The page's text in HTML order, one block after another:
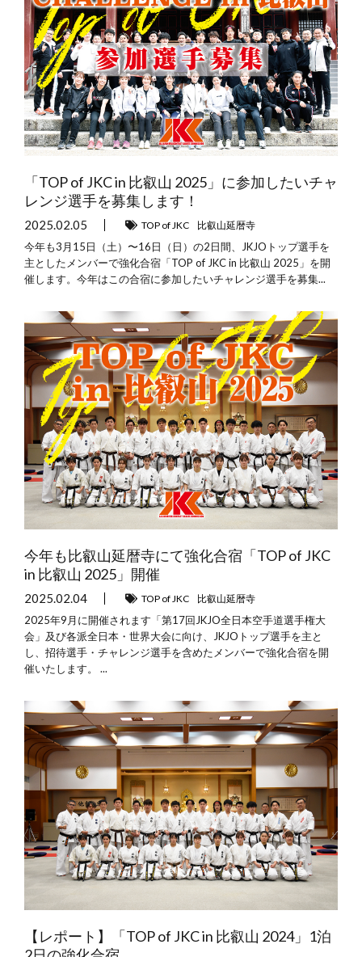
「TOP of JKC in 比叡山 2025」に参加したいチャ
レンジ選手を募集します！
2025.02.05 TOP of JKC 比叡山延暦寺
今年も3月15日（土）〜16日（日）の2日間、JKJOトップ選手を
主としたメンバーで強化合宿「TOP of JKC in 比叡山 2025」を開
催します。今年はこの合宿に参加したいチャレンジ選手を募集...
今年も比叡山延暦寺にて強化合宿「TOP of JKC
in 比叡山 2025」開催
2025.02.04 TOP of JKC 比叡山延暦寺
2025年9月に開催されます「第17回JKJO全日本空手道選手権大
会」及び各派全日本・世界大会に向け、JKJOトップ選手を主と
し、招待選手・チャレンジ選手を含めたメンバーで強化合宿を開
催いたします。 ...
【レポート】「TOP of JKC in 比叡山 2024」1泊